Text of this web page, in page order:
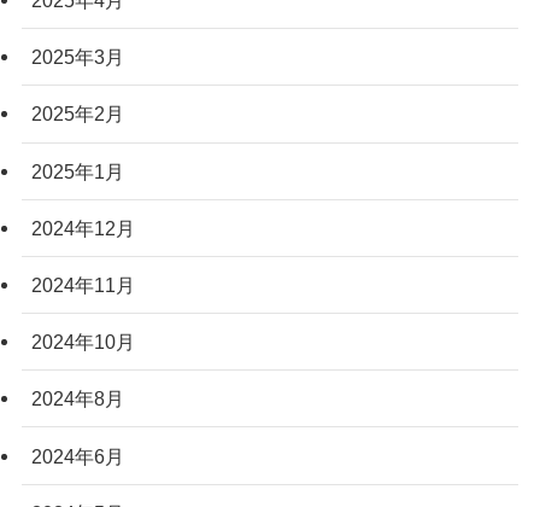
2025年3月
2025年2月
2025年1月
2024年12月
2024年11月
2024年10月
2024年8月
2024年6月